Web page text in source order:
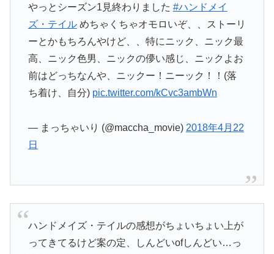
やっとシーズン1見終わりました #ハンドメイ
ズ・テイルめちゃくちゃオモロいぞ、、ストーリ
ーとかもちろんやけど、、特にニック、ニック最
高、ニック色男、ニックの儚い感じ、ニックよお
前はどっちなんや、ニックー！ニーック！！(落
ち着け、自分) pic.twitter.com/kCvc3ambWn
— まっちゃいり (@maccha_movie) 2018年4月22
日
ハンドメイズ・テイルの感想がちょいちょい上が
ってきてるけど案の定、しんどいofしんどい…っ